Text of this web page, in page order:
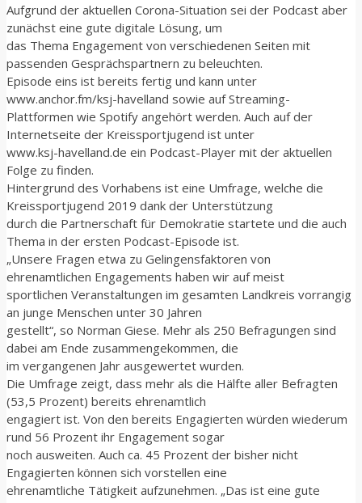
Aufgrund der aktuellen Corona-Situation sei der Podcast aber
zunächst eine gute digitale Lösung, um
das Thema Engagement von verschiedenen Seiten mit
passenden Gesprächspartnern zu beleuchten.
Episode eins ist bereits fertig und kann unter
www.anchor.fm/ksj-havelland sowie auf Streaming-
Plattformen wie Spotify angehört werden. Auch auf der
Internetseite der Kreissportjugend ist unter
www.ksj-havelland.de ein Podcast-Player mit der aktuellen
Folge zu finden.
Hintergrund des Vorhabens ist eine Umfrage, welche die
Kreissportjugend 2019 dank der Unterstützung
durch die Partnerschaft für Demokratie startete und die auch
Thema in der ersten Podcast-Episode ist.
„Unsere Fragen etwa zu Gelingensfaktoren von
ehrenamtlichen Engagements haben wir auf meist
sportlichen Veranstaltungen im gesamten Landkreis vorrangig
an junge Menschen unter 30 Jahren
gestellt“, so Norman Giese. Mehr als 250 Befragungen sind
dabei am Ende zusammengekommen, die
im vergangenen Jahr ausgewertet wurden.
Die Umfrage zeigt, dass mehr als die Hälfte aller Befragten
(53,5 Prozent) bereits ehrenamtlich
engagiert ist. Von den bereits Engagierten würden wiederum
rund 56 Prozent ihr Engagement sogar
noch ausweiten. Auch ca. 45 Prozent der bisher nicht
Engagierten können sich vorstellen eine
ehrenamtliche Tätigkeit aufzunehmen. „Das ist eine gute